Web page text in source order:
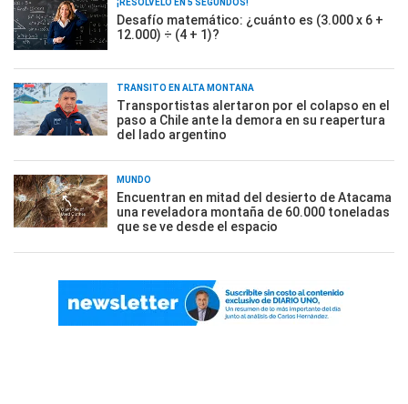
¡RESOLVELO EN 5 SEGUNDOS!
Desafío matemático: ¿cuánto es (3.000 x 6 +
12.000) ÷ (4 + 1)?
TRÁNSITO EN ALTA MONTAÑA
Transportistas alertaron por el colapso en el
paso a Chile ante la demora en su reapertura
del lado argentino
MUNDO
Encuentran en mitad del desierto de Atacama
una reveladora montaña de 60.000 toneladas
que se ve desde el espacio